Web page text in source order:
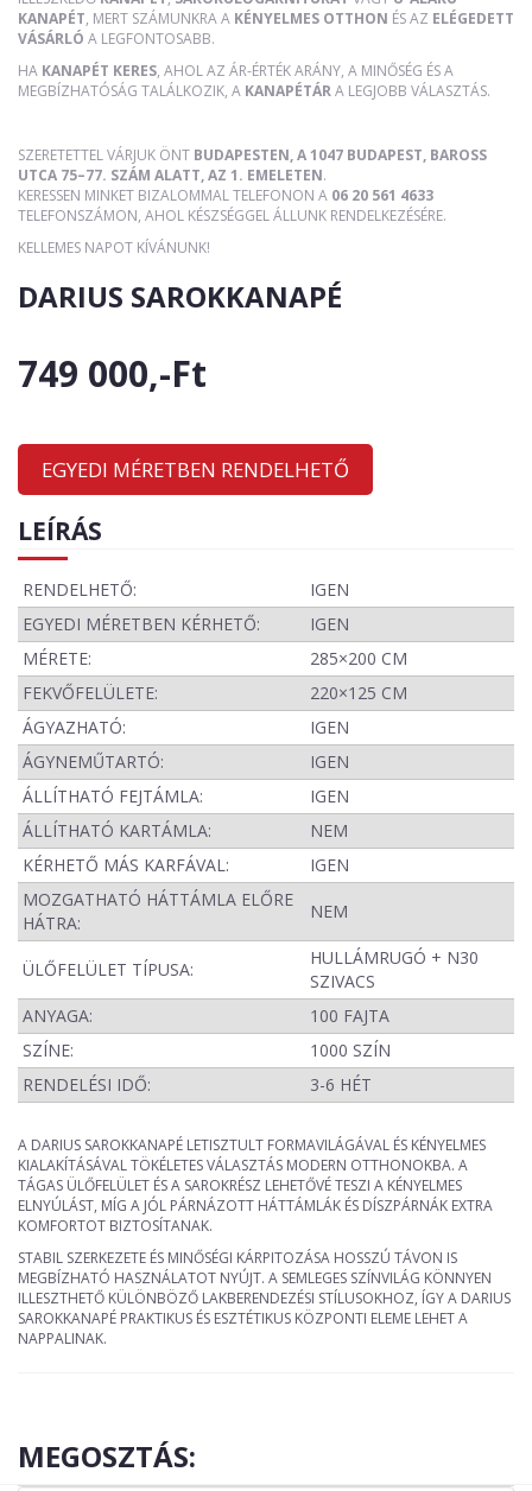
KANAPÉT, MERT SZÁMUNKRA A KÉNYELMES OTTHON ÉS AZ ELÉGEDETT
VÁSÁRLÓ A LEGFONTOSABB.
HA KANAPÉT KERES, AHOL AZ ÁR-ÉRTÉK ARÁNY, A MINŐSÉG ÉS A
MEGBÍZHATÓSÁG TALÁLKOZIK, A KANAPÉTÁRA LEGJOBB VÁLASZTÁS.
SZERETETTEL VÁRJUK ÖNT BUDAPESTEN, A 1047 BUDAPEST, BAROSS
UTCA 75–77. SZÁM ALATT, AZ 1. EMELETEN.
KERESSEN MINKET BIZALOMMAL TELEFONON A 06 20 561 4633
TELEFONSZÁMON, AHOL KÉSZSÉGGEL ÁLLUNK RENDELKEZÉSÉRE.
KELLEMES NAPOT KÍVÁNUNK!
DARIUS SAROKKANAPÉ
749 000,-Ft
EGYEDI MÉRETBEN RENDELHETŐ
LEÍRÁS
RENDELHETŐ:
IGEN
EGYEDI MÉRETBEN KÉRHETŐ:
IGEN
MÉRETE:
285×200 CM
FEKVŐFELÜLETE:
220×125 CM
ÁGYAZHATÓ:
IGEN
ÁGYNEMŰTARTÓ:
IGEN
ÁLLÍTHATÓ FEJTÁMLA:
IGEN
ÁLLÍTHATÓ KARTÁMLA:
NEM
KÉRHETŐ MÁS KARFÁVAL:
IGEN
MOZGATHATÓ HÁTTÁMLA ELŐRE
HÁTRA:
NEM
ÜLŐFELÜLET TÍPUSA:
HULLÁMRUGÓ + N30
SZIVACS
ANYAGA:
100 FAJTA
SZÍNE:
1000 SZÍN
RENDELÉSI IDŐ:
3-6 HÉT
A DARIUS SAROKKANAPÉ LETISZTULT FORMAVILÁGÁVAL ÉS KÉNYELMES
KIALAKÍTÁSÁVAL TÖKÉLETES VÁLASZTÁS MODERN OTTHONOKBA. A
TÁGAS ÜLŐFELÜLET ÉS A SAROKRÉSZ LEHETŐVÉ TESZI A KÉNYELMES
ELNYÚLÁST, MÍG A JÓL PÁRNÁZOTT HÁTTÁMLÁK ÉS DÍSZPÁRNÁK EXTRA
KOMFORTOT BIZTOSÍTANAK.
STABIL SZERKEZETE ÉS MINŐSÉGI KÁRPITOZÁSA HOSSZÚ TÁVON IS
MEGBÍZHATÓ HASZNÁLATOT NYÚJT. A SEMLEGES SZÍNVILÁG KÖNNYEN
ILLESZTHETŐ KÜLÖNBÖZŐ LAKBERENDEZÉSI STÍLUSOKHOZ, ÍGY A DARIUS
SAROKKANAPÉ PRAKTIKUS ÉS ESZTÉTIKUS KÖZPONTI ELEME LEHET A
NAPPALINAK.
MEGOSZTÁS: